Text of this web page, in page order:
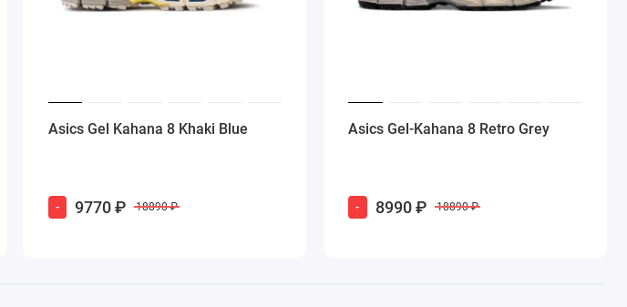
Asics Gel Kahana 8 Khaki Blue
- 9770 ₽ 18890 ₽
Asics Gel-Kahana 8 Retro Grey
- 8990 ₽ 18890 ₽